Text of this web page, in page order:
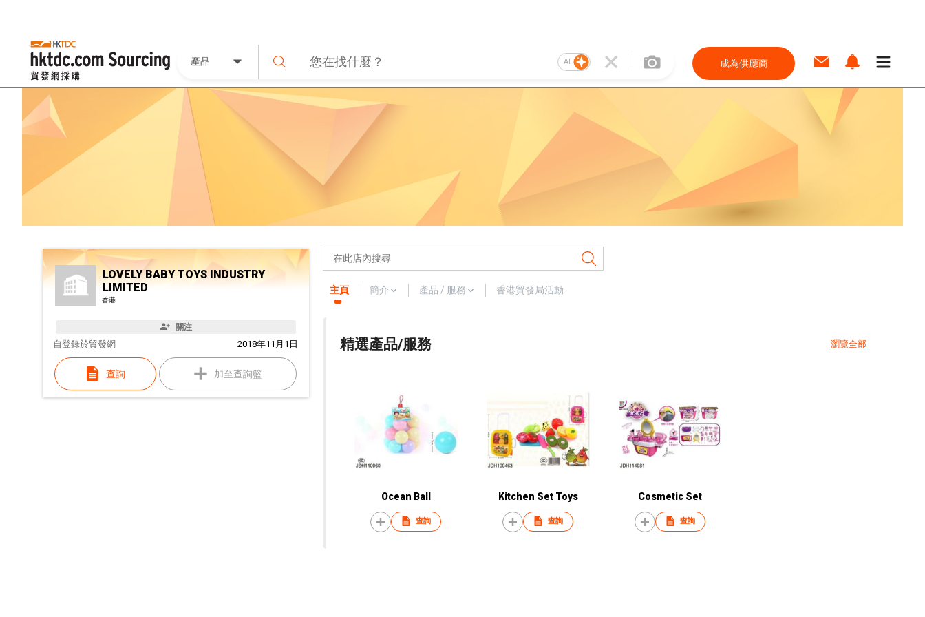
產品 AI 成為供應商
LOVELY BABY TOYS INDUSTRY
LIMITED
香港
關注
自 2018年11月1日
登錄於貿發網
查詢 加至查詢籃
主頁 簡介 產品 / 服務 香港貿發局活動
精選產品/服務 瀏覽全部
Ocean Ball
查詢
Kitchen Set Toys
查詢
Cosmetic Set
查詢